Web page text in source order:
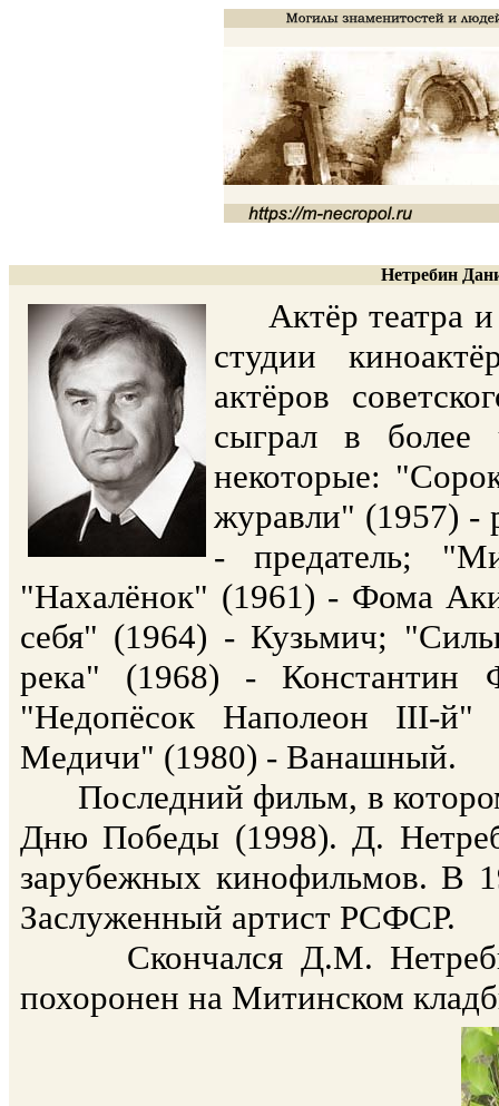
Нетребин
Актёр театра и
студии
актёров
сыграл в
некоторые:
журавли" (1957) -
- предатель;
"Нахалёнок" (1961) - Фома
себя" (1964) - Кузьмич;
река" (1968) - Константин
"Недопёсок Наполеон III-
Медичи" (1980) - Ванашный.
Последний фильм, в
Дню Победы (1998). Д.
зарубежных кинофильмов. В
Заслуженный артист РСФСР.
Скончался Д.М.
похоронен на Митинском